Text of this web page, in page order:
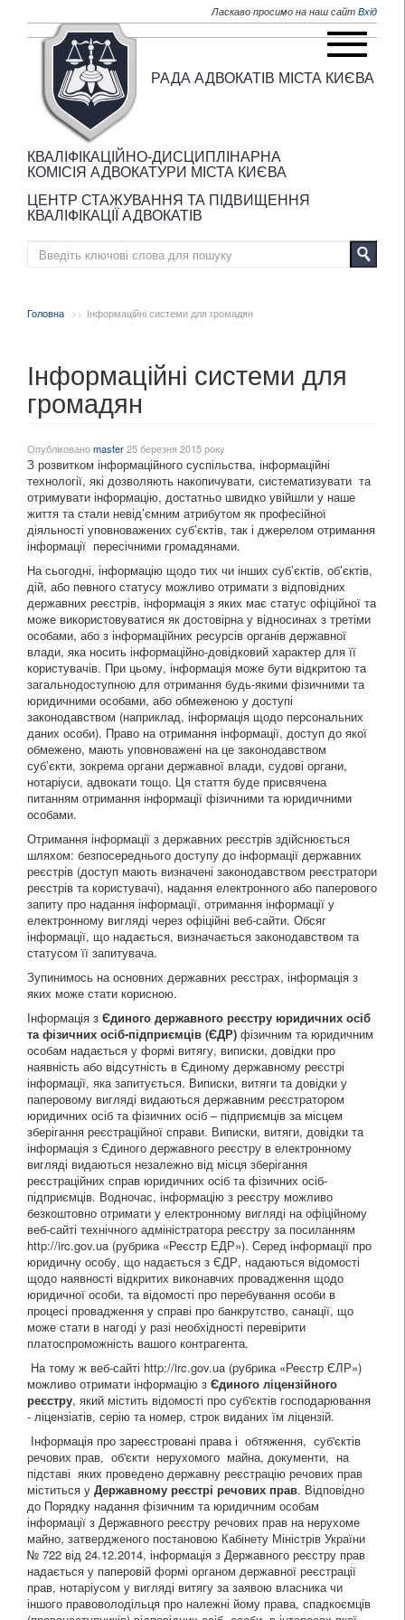
Ласкаво просимо на наш сайт Вхід
РАДА АДВОКАТІВ МІСТА КИЄВА
КВАЛІФІКАЦІЙНО-ДИСЦИПЛІНАРНА
КОМІСІЯ АДВОКАТУРИ МІСТА КИЄВА
ЦЕНТР СТАЖУВАННЯ ТА ПІДВИЩЕННЯ
КВАЛІФІКАЦІЇ АДВОКАТІВ
Головна Інформаційні системи для громадян
Інформаційні системи для
громадян
Опублікованоmaster25 березня 2015 року
З розвитком інформаційного суспільства, інформаційні
технології, які дозволяють накопичувати, систематизувати та
отримувати інформацію, достатньо швидко увійшли у наше
життя та стали невід’ємним атрибутом як професійної
діяльності уповноважених суб’єктів, так і джерелом отримання
інформації пересічними громадянами.
На сьогодні, інформацію щодо тих чи інших суб’єктів, об’єктів,
дій, або певного статусу можливо отримати з відповідних
державних реєстрів, інформація з яких має статус офіційної та
може використовуватися як достовірна у відносинах з третіми
особами, або з інформаційних ресурсів органів державної
влади, яка носить інформаційно-довідковий характер для її
користувачів. При цьому, інформація може бути відкритою та
загальнодоступною для отримання будь-якими фізичними та
юридичними особами, або обмеженою у доступі
законодавством (наприклад, інформація щодо персональних
даних особи). Право на отримання інформації, доступ до якої
обмежено, мають уповноважені на це законодавством
суб’єкти, зокрема органи державної влади, судові органи,
нотаріуси, адвокати тощо. Ця стаття буде присвячена
питанням отримання інформації фізичними та юридичними
особами.
Отримання інформації з державних реєстрів здійснюється
шляхом: безпосереднього доступу до інформації державних
реєстрів (доступ мають визначені законодавством реєстратори
реєстрів та користувачі), надання електронного або паперового
запиту про надання інформації, отримання інформації у
електронному вигляді через офіційні веб-сайти. Обсяг
інформації, що надається, визначається законодавством та
статусом її запитувача.
Зупинимось на основних державних реєстрах, інформація з
яких може стати корисною.
Інформація з Єдиного державного реєстру юридичних осіб
та фізичних осіб-підприємців (ЄДР) фізичним та юридичним
особам надається у формі витягу, виписки, довідки про
наявність або відсутність в Єдиному державному реєстрі
інформації, яка запитується. Виписки, витяги та довідки у
паперовому вигляді видаються державним реєстратором
юридичних осіб та фізичних осіб – підприємців за місцем
зберігання реєстраційної справи. Виписки, витяги, довідки та
інформація з Єдиного державного реєстру в електронному
вигляді видаються незалежно від місця зберігання
реєстраційних справ юридичних осіб та фізичних осіб-
підприємців. Водночас, інформацію з реєстру можливо
безкоштовно отримати у електронному вигляді на офіційному
веб-сайті технічного адміністратора реєстру за посиланням
http://irc.gov.ua (рубрика «Реєстр ЕДР»). Серед інформації про
юридичну особу, що надається з ЄДР, надаються відомості
щодо наявності відкритих виконавчих провадження щодо
юридичної особи, та відомості про перебування особи в
процесі провадження у справі про банкрутство, санації, що
може стати в нагоді у разі необхідності перевірити
платоспроможність вашого контрагента.
На тому ж веб-сайті http://irc.gov.ua (рубрика «Реєстр ЄЛР»)
можливо отримати інформацію з Єдиного ліцензійного
реєстру, який містить відомості про суб'єктів господарювання
- ліцензіатів, серію та номер, строк виданих їм ліцензій.
Інформація про зареєстровані права і обтяження, суб'єктів
речових прав, об'єкти нерухомого майна, документи, на
підставі яких проведено державну реєстрацію речових прав
міститься у Державному реєстрі речових прав. Відповідно
до Порядку надання фізичним та юридичним особам
інформації з Державного реєстру речових прав на нерухоме
майно, затвердженого постановою Кабінету Міністрів України
№ 722 від 24.12.2014, інформація з Державного реєстру прав
надається у паперовій формі органом державної реєстрації
прав, нотаріусом у вигляді витягу за заявою власника чи
іншого правоволодільця про належні йому права, спадкоємців